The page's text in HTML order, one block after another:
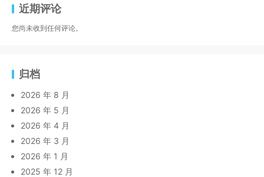
近期评论
您尚未收到任何评论。
归档
2026 年 8 月
2026 年 5 月
2026 年 4 月
2026 年 3 月
2026 年 1 月
2025 年 12 月